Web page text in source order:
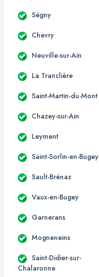
Ségny
Chevry
Neuville-sur-Ain
La Tranclière
Saint-Martin-du-Mont
Chazey-sur-Ain
Leyment
Saint-Sorlin-en-Bugey
Sault-Brénaz
Vaux-en-Bugey
Garnerans
Mogneneins
Saint-Didier-sur-
Chalaronne